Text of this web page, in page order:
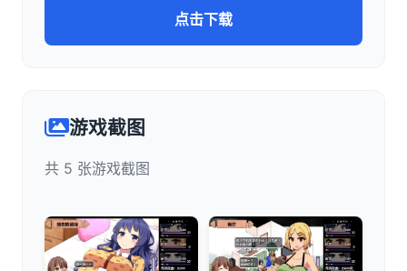
点击下载
游戏截图
共 5 张游戏截图